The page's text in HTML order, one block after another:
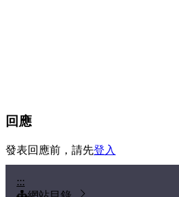
回應
發表回應前，請先登入
:::